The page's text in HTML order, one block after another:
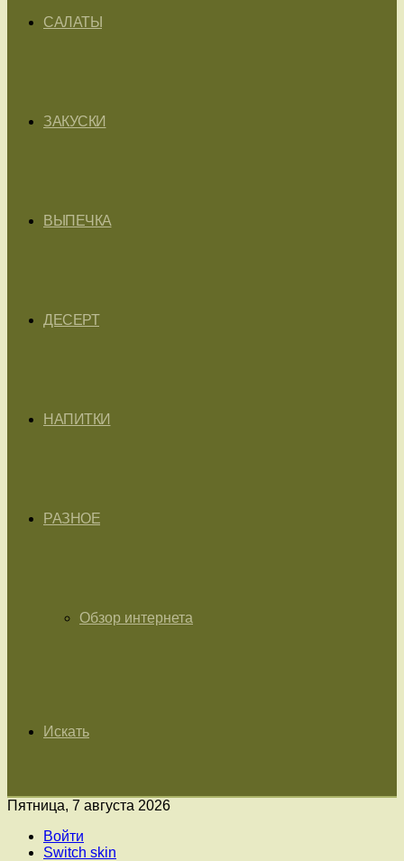
САЛАТЫ
ЗАКУСКИ
ВЫПЕЧКА
ДЕСЕРТ
НАПИТКИ
РАЗНОЕ
Обзор интернета
Искать
Пятница, 7 августа 2026
Войти
Switch skin